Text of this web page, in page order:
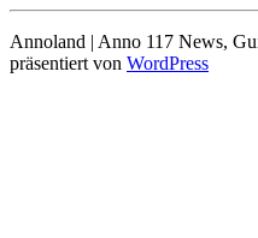
Annoland | Anno 117 News,
präsentiert von WordPress